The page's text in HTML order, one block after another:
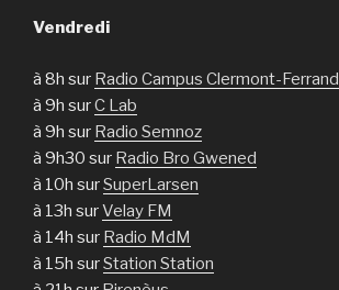
Vendredi
à 8h sur Radio Campus Clermont-Ferrand
à 9h surC Lab
à 9h sur Radio Semnoz
à 9h30 sur Radio Bro Gwened
à 10h surSuperLarsen
à 13h surVelay FM
à 14h sur Radio MdM
à 15h surStation Station